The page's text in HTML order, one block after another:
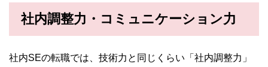
社内調整力・コミュニケーション力
社内SEの転職では、技術力と同じくらい「社内調整力」